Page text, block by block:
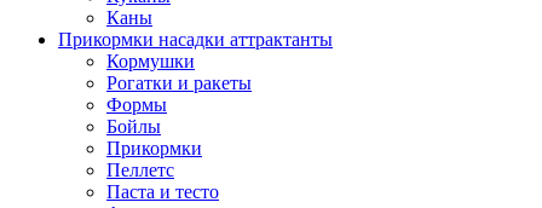
Каны
Прикормки насадки аттрактанты
Кормушки
Рогатки и ракеты
Формы
Бойлы
Прикормки
Пеллетс
Паста и тесто